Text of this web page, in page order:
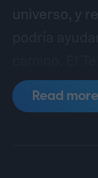
universo, y
Grace
despegar
Read more